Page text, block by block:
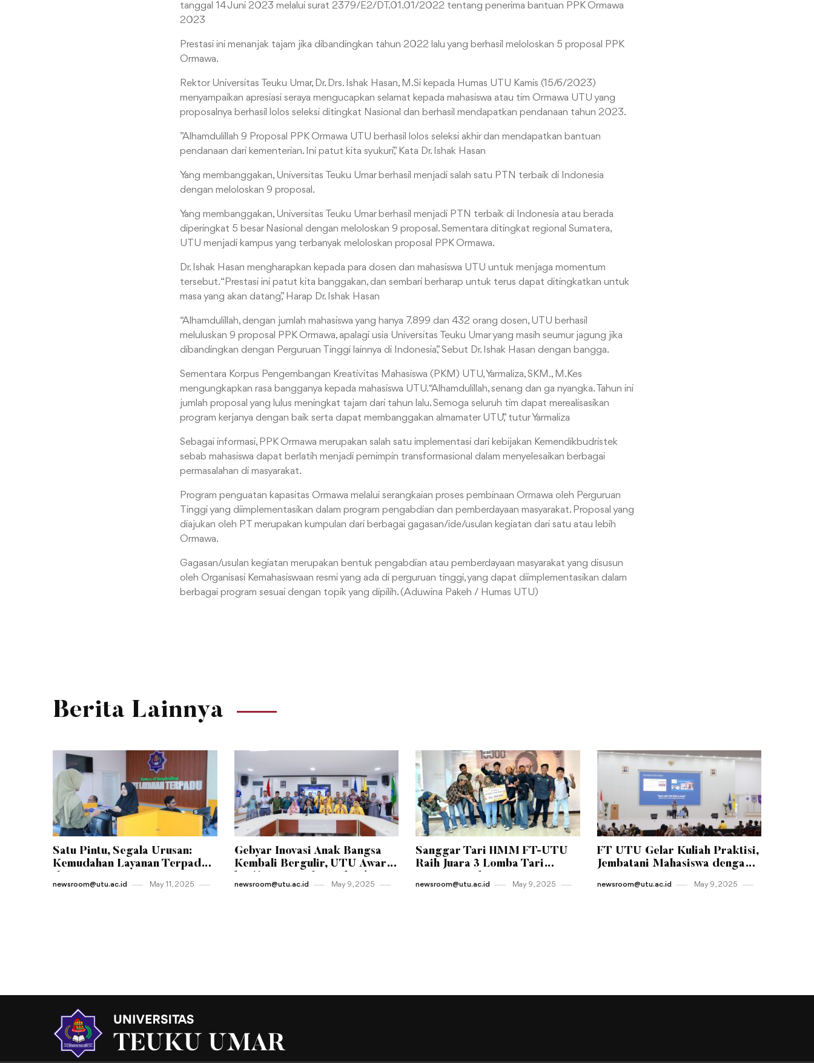
tanggal 14 Juni 2023 melalui surat 2379/E2/DT.01.01/2022 tentang penerima bantuan PPK Ormawa
2023
Prestasi ini menanjak tajam jika dibandingkan tahun 2022 lalu yang berhasil meloloskan 5 proposal PPK
Ormawa.
Rektor Universitas Teuku Umar, Dr. Drs. Ishak Hasan, M.Si kepada Humas UTU Kamis (15/6/2023)
menyampaikan apresiasi seraya mengucapkan selamat kepada mahasiswa atau tim Ormawa UTU yang
proposalnya berhasil lolos seleksi ditingkat Nasional dan berhasil mendapatkan pendanaan tahun 2023.
”Alhamdulillah 9 Proposal PPK Ormawa UTU berhasil lolos seleksi akhir dan mendapatkan bantuan
pendanaan dari kementerian. Ini patut kita syukuri,” Kata Dr. Ishak Hasan
Yang membanggakan, Universitas Teuku Umar berhasil menjadi salah satu PTN terbaik di Indonesia
dengan meloloskan 9 proposal.
Yang membanggakan, Universitas Teuku Umar berhasil menjadi PTN terbaik di Indonesia atau berada
diperingkat 5 besar Nasional dengan meloloskan 9 proposal. Sementara ditingkat regional Sumatera,
UTU menjadi kampus yang terbanyak meloloskan proposal PPK Ormawa.
Dr. Ishak Hasan mengharapkan kepada para dosen dan mahasiswa UTU untuk menjaga momentum
tersebut. “Prestasi ini patut kita banggakan, dan sembari berharap untuk terus dapat ditingkatkan untuk
masa yang akan datang,” Harap Dr. Ishak Hasan
“Alhamdulillah, dengan jumlah mahasiswa yang hanya 7.899 dan 432 orang dosen, UTU berhasil
meluluskan 9 proposal PPK Ormawa, apalagi usia Universitas Teuku Umar yang masih seumur jagung jika
dibandingkan dengan Perguruan Tinggi lainnya di Indonesia,” Sebut Dr. Ishak Hasan dengan bangga.
Sementara Korpus Pengembangan Kreativitas Mahasiswa (PKM) UTU, Yarmaliza, SKM., M.Kes
mengungkapkan rasa bangganya kepada mahasiswa UTU. “Alhamdulillah, senang dan ga nyangka. Tahun ini
jumlah proposal yang lulus meningkat tajam dari tahun lalu. Semoga seluruh tim dapat merealisasikan
program kerjanya dengan baik serta dapat membanggakan almamater UTU,” tutur Yarmaliza
Sebagai informasi, PPK Ormawa merupakan salah satu implementasi dari kebijakan Kemendikbudristek
sebab mahasiswa dapat berlatih menjadi pemimpin transformasional dalam menyelesaikan berbagai
permasalahan di masyarakat.
Program penguatan kapasitas Ormawa melalui serangkaian proses pembinaan Ormawa oleh Perguruan
Tinggi yang diimplementasikan dalam program pengabdian dan pemberdayaan masyarakat. Proposal yang
diajukan oleh PT merupakan kumpulan dari berbagai gagasan/ide/usulan kegiatan dari satu atau lebih
Ormawa.
Gagasan/usulan kegiatan merupakan bentuk pengabdian atau pemberdayaan masyarakat yang disusun
oleh Organisasi Kemahasiswaan resmi yang ada di perguruan tinggi, yang dapat diimplementasikan dalam
berbagai program sesuai dengan topik yang dipilih. (Aduwina Pakeh / Humas UTU)
Berita Lainnya
Satu Pintu, Segala Urusan:
Kemudahan Layanan Terpadu
newsroom@utu.ac.id May 11 , 2025
Gebyar Inovasi Anak Bangsa
Kembali Bergulir, UTU Awards
newsroom@utu.ac.id May 9 , 2025
Sanggar Tari HMM FT-UTU
Raih Juara 3 Lomba Tari
newsroom@utu.ac.id May 9 , 2025
FT UTU Gelar Kuliah Praktisi,
Jembatani Mahasiswa dengan
newsroom@utu.ac.id May 9 , 2025